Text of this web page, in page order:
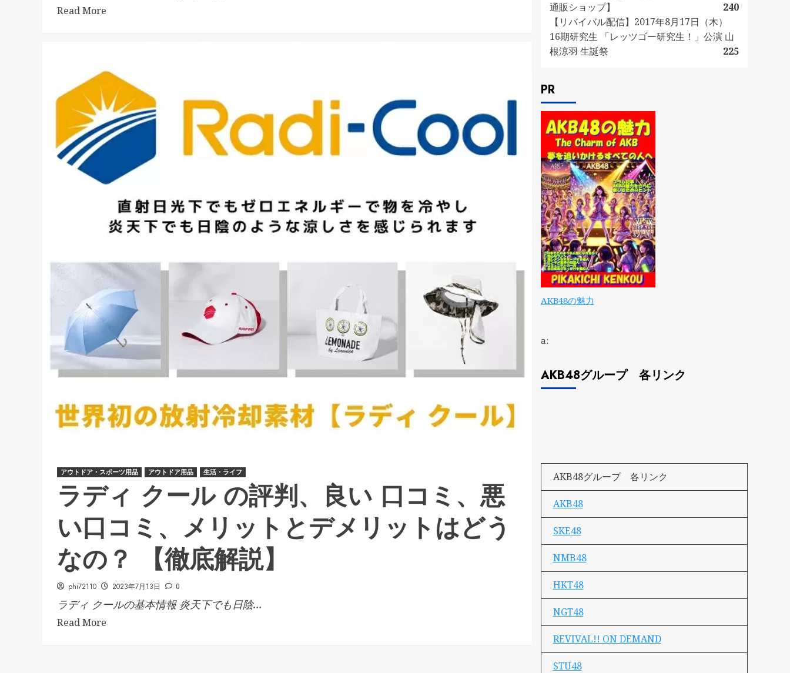
Read More
アウトドア・スポーツ用品 アウトドア用品 生活・ライフ
ラディ クール の評判、良い 口コミ、悪
い口コミ、メリットとデメリットはどう
なの？ 【徹底解説】
phi72110 2023年7月13日 0
ラディ クールの基本情報 炎天下でも日陰...
Read More
通販ショップ】
240
【リバイバル配信】2017年8月17日（木）
16期研究生 「レッツゴー研究生！」公演 山
根涼羽 生誕祭
225
PR
AKB48の魅力
a:
AKB48グループ 各リンク
AKB48グループ 各リンク
AKB48
SKE48
NMB48
HKT48
NGT48
REVIVAL!! ON DEMAND
STU48